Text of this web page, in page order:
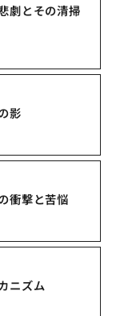
劇とその清掃
影
衝撃と苦悩
ニズム